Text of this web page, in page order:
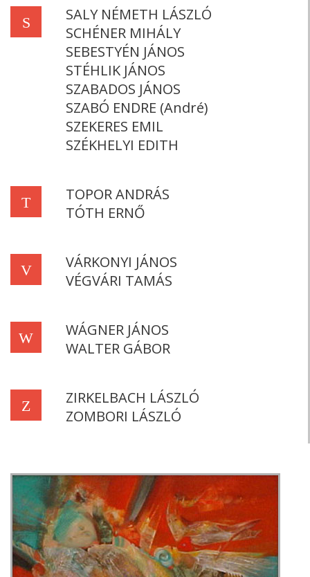
S
SALY NÉMETH LÁSZLÓ
SCHÉNER MIHÁLY
SEBESTYÉN JÁNOS
STÉHLIK JÁNOS
SZABADOS JÁNOS
SZABÓ ENDRE (André)
SZEKERES EMIL
SZÉKHELYI EDITH
T
TOPOR ANDRÁS
TÓTH ERNŐ
V
VÁRKONYI JÁNOS
VÉGVÁRI TAMÁS
W
WÁGNER JÁNOS
WALTER GÁBOR
Z
ZIRKELBACH LÁSZLÓ
ZOMBORI LÁSZLÓ